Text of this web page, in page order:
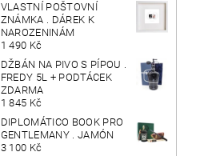
VLASTNÍ POŠTOVNÍ
ZNÁMKA . DÁREK K
NAROZENINÁM
1 490 Kč
DŽBÁN NA PIVO S PÍPOU .
FREDY 5L + PODTÁCEK
ZDARMA
1 845 Kč
DIPLOMÁTICO BOOK PRO
GENTLEMANY . JAMÓN
3 100 Kč